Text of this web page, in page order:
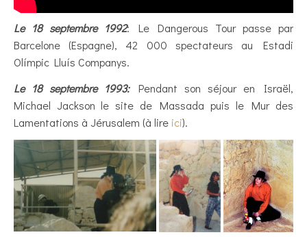
Le 18 septembre 1992: Le Dangerous Tour passe par
Barcelone (Espagne), 42 000 spectateurs au Estadi
Olímpic Lluís Companys.
Le 18 septembre 1993:Pendant son séjour en Israël,
Michael Jackson le site de Massada puis le Mur des
Lamentations à Jérusalem (à lire ici).